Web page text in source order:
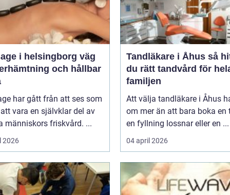
i helsingborg väg
och hållbar
har gått från att ses som
vara en självklar del av
människors friskvård. ...
2026
Tandläkare i Åhus så hittar
du rätt tandvård för
familjen
Att välja tandläkare i Åhus
om mer än att bara boka en
en fyllning lossnar eller en ...
04 april 2026